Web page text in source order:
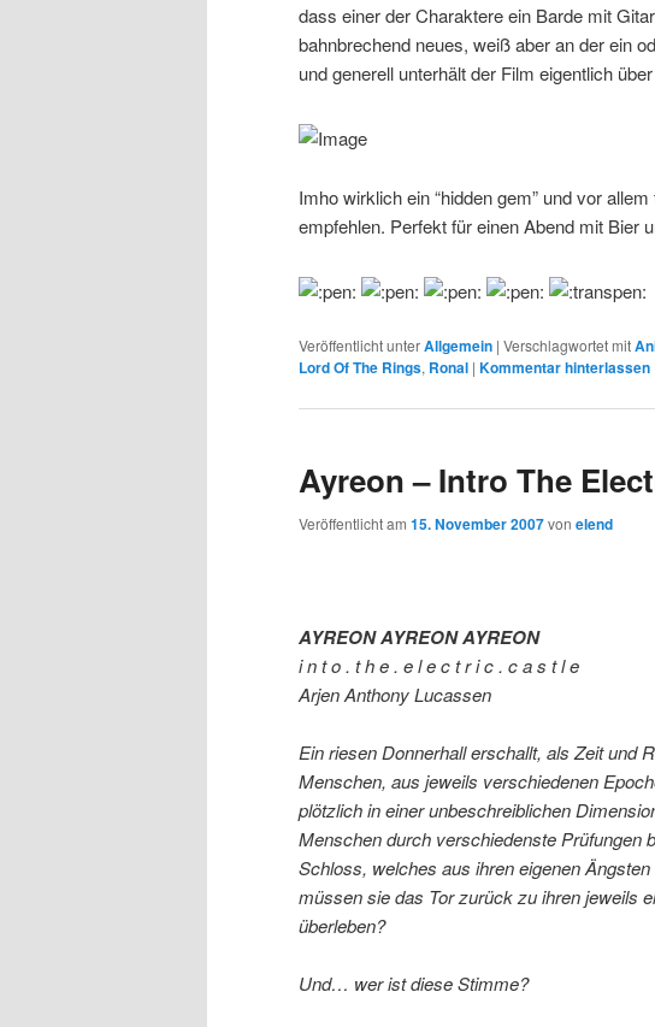
dass einer der Charaktere ein Barde mit
bahnbrechend neues, weiß aber an der ein
und generell unterhält der Film eigentlich
Imho wirklich ein “hidden gem” und vor
empfehlen. Perfekt für einen Abend mit Bier
Veröffentlicht unterAllgemein | Verschlagwortet mit
Lord Of The Rings, Ronal | Kommentar hinterlassen
Ayreon – Intro The
Veröffentlicht am 15. November 2007von elend
AYREON AYREON AYREON
i n t o . t h e . e l e c t r i c . c a s t l e
Arjen Anthony Lucassen
Ein riesen Donnerhall erschallt, als Zeit und
Menschen, aus jeweils verschiedenen
plötzlich in einer unbeschreiblichen
Menschen durch verschiedenste Prüfungen
Schloss, welches aus ihren eigenen
müssen sie das Tor zurück zu ihren jeweils
überleben?
Und… wer ist diese Stimme?